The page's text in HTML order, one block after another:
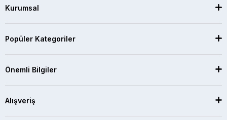
Kurumsal
Popüler Kategoriler
Önemli Bilgiler
Alışveriş